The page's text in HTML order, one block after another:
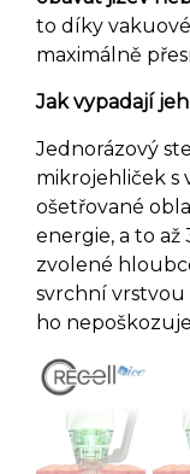
to díky
maximálně
Jak vypadají
Jednorázový
mikrojehliček s
ošetřované
energie, a to až
zvolené
svrchní
ho